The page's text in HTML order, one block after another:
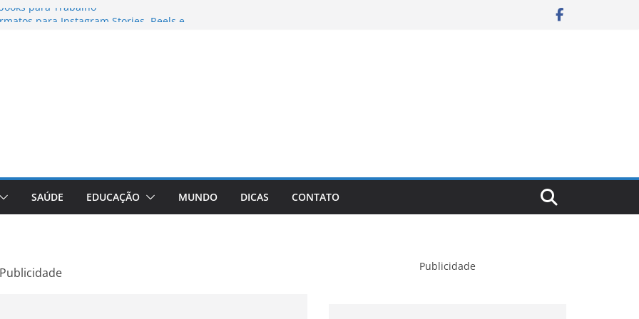
para Trabalho
A Comprehensive Review of the
Loss Pill
SAÚDE EDUCAÇÃO MUNDO DICAS CONTATO
Publicidade Publicidade